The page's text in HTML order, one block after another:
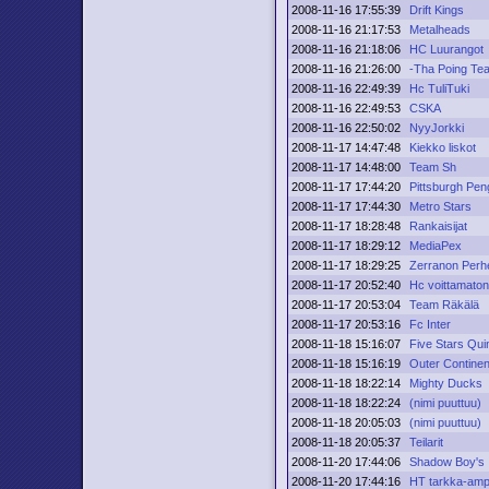
2008-11-16 17:55:39
Drift Kings
2008-11-16 21:17:53
Metalheads
2008-11-16 21:18:06
HC Luurangot
2008-11-16 21:26:00
-Tha Poing
2008-11-16 22:49:39
Hc TuliTuki
2008-11-16 22:49:53
CSKA
2008-11-16 22:50:02
NyyJorkki
2008-11-17 14:47:48
Kiekko liskot
2008-11-17 14:48:00
Team Sh
2008-11-17 17:44:20
Pittsburgh
2008-11-17 17:44:30
Metro Stars
2008-11-17 18:28:48
Rankaisijat
2008-11-17 18:29:12
MediaPex
2008-11-17 18:29:25
Zerranon
2008-11-17 20:52:40
Hc voittamaton
2008-11-17 20:53:04
Team Räkälä
2008-11-17 20:53:16
Fc Inter
2008-11-18 15:16:07
Five Stars
2008-11-18 15:16:19
Outer
2008-11-18 18:22:14
Mighty Ducks
2008-11-18 18:22:24
(nimi puuttuu)
2008-11-18 20:05:03
(nimi puuttuu)
2008-11-18 20:05:37
Teilarit
2008-11-20 17:44:06
Shadow Boy's
2008-11-20 17:44:16
HT tarkka-